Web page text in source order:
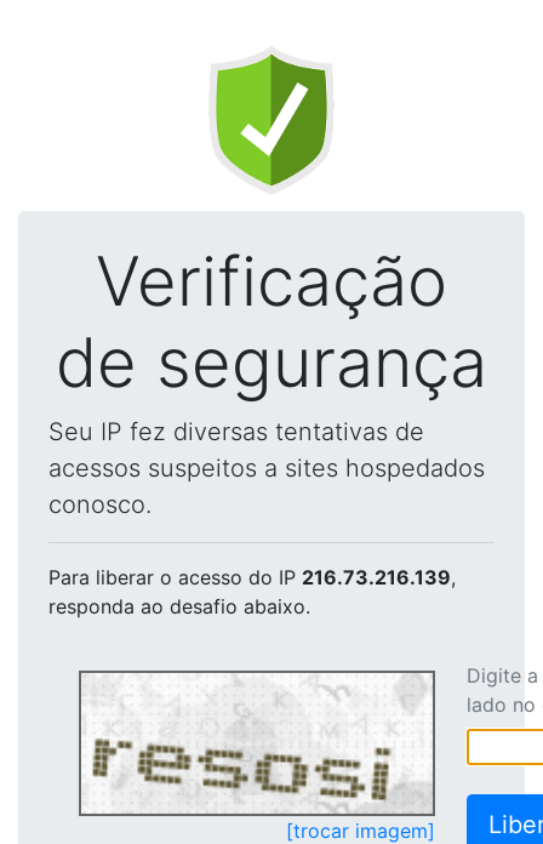
Verificação
de segurança
Seu IP fez diversas tentativas de
acessos suspeitos a sites hospedados
conosco.
Para liberar o acesso do IP 216.73.216.139,
responda ao desafio abaixo.
[trocar imagem]
Digite
lado no